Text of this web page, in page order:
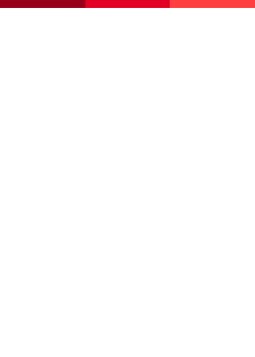
di nuovo protagonista di Les compères (in